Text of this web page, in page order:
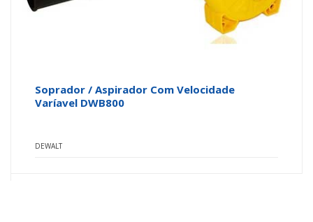
Soprador / Aspirador Com Velocidade
Varíavel DWB800
DEWALT